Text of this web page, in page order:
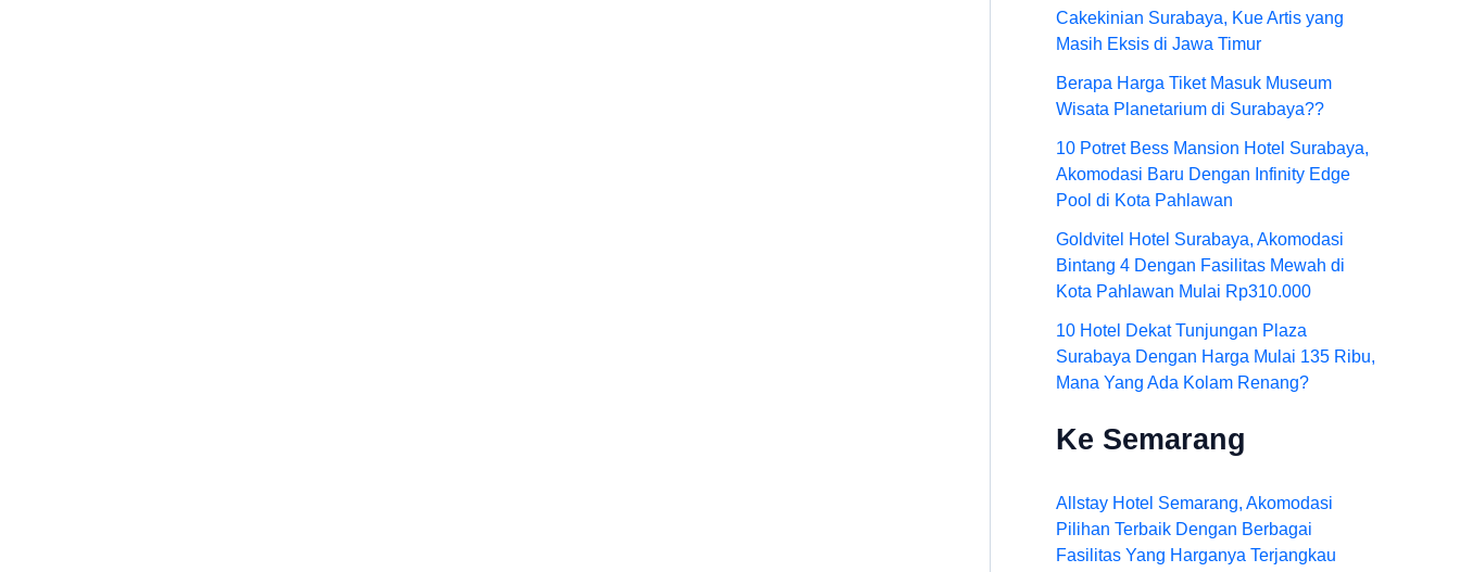
Cakekinian Surabaya, Kue Artis yang
Masih Eksis di Jawa Timur
Berapa Harga Tiket Masuk Museum
Wisata Planetarium di Surabaya??
10 Potret Bess Mansion Hotel Surabaya,
Akomodasi Baru Dengan Infinity Edge
Pool di Kota Pahlawan
Goldvitel Hotel Surabaya, Akomodasi
Bintang 4 Dengan Fasilitas Mewah di
Kota Pahlawan Mulai Rp310.000
10 Hotel Dekat Tunjungan Plaza
Surabaya Dengan Harga Mulai 135 Ribu,
Mana Yang Ada Kolam Renang?
Ke Semarang
Allstay Hotel Semarang, Akomodasi
Pilihan Terbaik Dengan Berbagai
Fasilitas Yang Harganya Terjangkau